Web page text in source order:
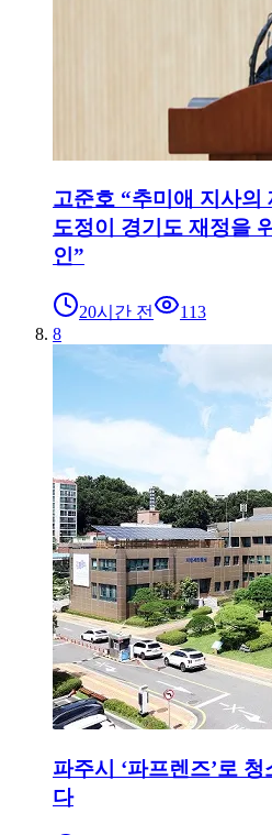
고준호 “추미애 지사의
도정이 경기도 재정을
인”
20시간 전
113
8
파주시 ‘파프렌즈’로
다